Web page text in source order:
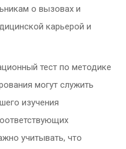
о вызовах и
карьерой и
тест по методике
могут служить
изучения
учитывать, что